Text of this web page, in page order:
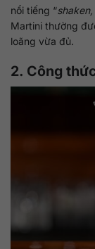
nổi tiếng “
Martini thường
loãng vừa đủ.
2. Công